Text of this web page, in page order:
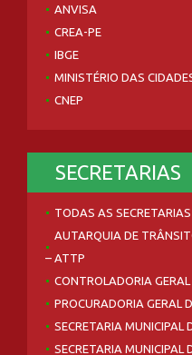
ANVISA
CREA-PE
IBGE
MINISTÉRIO DAS
CNEP
SECRETARIAS
TODAS AS SECRETARIAS
AUTARQUIA DE
– ATTP
CONTROLADORIA
PROCURADORIA GERAL
SECRETARIA MUNICIPAL
SECRETARIA MUNICIPAL